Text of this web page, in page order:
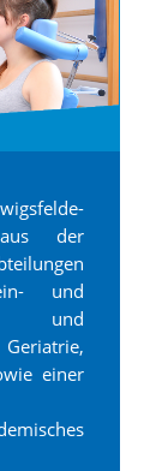
der
und
und
einer